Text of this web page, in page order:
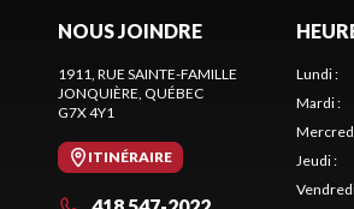
NOUS JOINDRE
1911, RUE SAINTE-FAMILLE
JONQUIÈRE, QUÉBEC
G7X 4Y1
ITINÉRAIRE
Lundi:
Mardi:
Jeudi: